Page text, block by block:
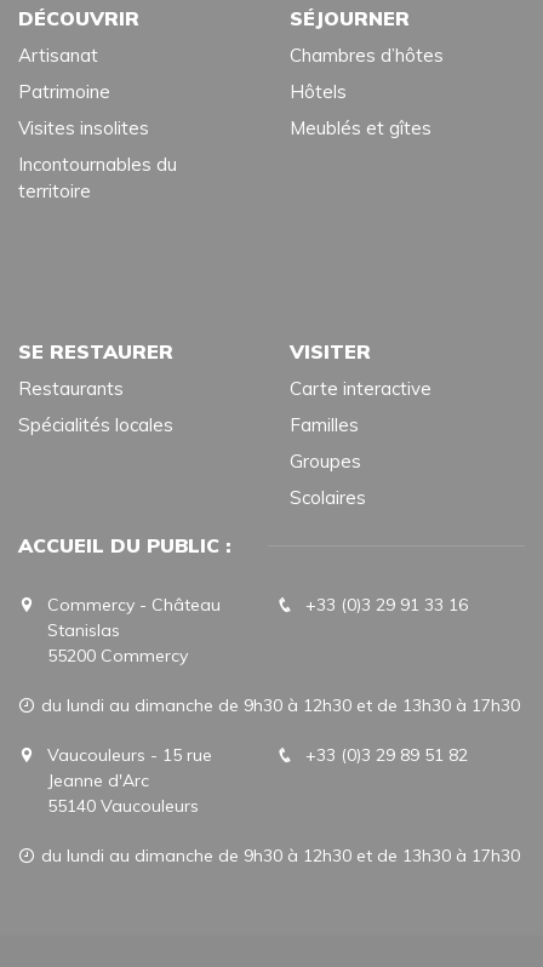
DÉCOUVRIR
Artisanat
Patrimoine
Visites insolites
Incontournables du
territoire
SÉJOURNER
Chambres d’hôtes
Hôtels
Meublés et gîtes
SE RESTAURER
Restaurants
Spécialités locales
VISITER
Carte interactive
Familles
Groupes
Scolaires
ACCUEIL DU PUBLIC :
Commercy - Château
Stanislas
55200 Commercy
+33 (0)3 29 91 33 16
du lundi au dimanche de 9h30 à 12h30 et de 13h30 à 17h30
Vaucouleurs - 15 rue
Jeanne d'Arc
55140 Vaucouleurs
+33 (0)3 29 89 51 82
du lundi au dimanche de 9h30 à 12h30 et de 13h30 à 17h30